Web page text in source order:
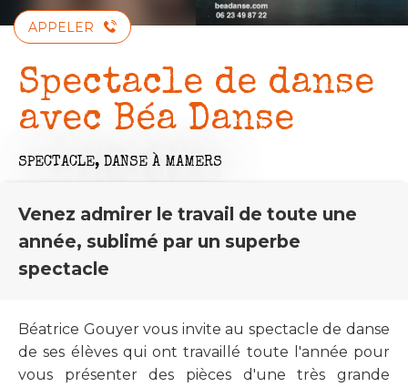
APPELER
Spectacle de danse
avec Béa Danse
SPECTACLE, DANSE À MAMERS
Venez admirer le travail de toute une
année, sublimé par un superbe
spectacle
Béatrice Gouyer vous invite au spectacle de danse
de ses élèves qui ont travaillé toute l'année pour
vous présenter des pièces d'une très grande